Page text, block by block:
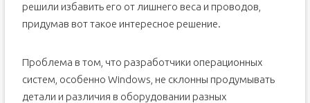
решили избавить его от лишнего веса и проводов,
придумав вот такое интересное решение.
Проблема в том, что разработчики операционных
систем, особенно Windows, не склонны продумывать
детали и различия в оборудовании разных